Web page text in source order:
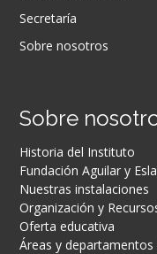
Secretaría
Sobre nosotros
Sobre
Historia del Instituto
Fundación Aguilar y
Nuestras instalaciones
Organización y
Oferta educativa
Áreas y departamentos